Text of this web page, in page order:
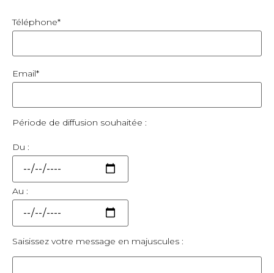
Téléphone*
Email*
Période de diffusion souhaitée :
Du :
Au :
Saisissez votre message en majuscules :